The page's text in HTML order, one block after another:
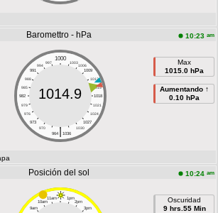
Baromettro - hPa 10:23 am
1000
997 1003
994
1006
991
1009
988
1012
985
1015
982
1018
979
1021
976
1024
973
1027
970
1030
|
964 1036
1014.9
Max
1015.0 hPa
Aumentando ↑
0.10 hPa
Posición del sol 10:24 am
11am 1pm
10am 2pm
9am 3pm
Oscuridad
9 hrs.55 Min